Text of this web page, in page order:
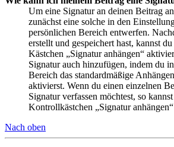
Um eine Signatur an deinen Beitrag
zunächst eine solche in den
persönlichen Bereich entwerfen.
erstellt und gespeichert hast, kannst
Kästchen „Signatur anhängen“
Signatur auch hinzufügen, indem du
Bereich das standardmäßige
aktivierst. Wenn du einen einzelnen
Signatur verfassen möchtest, so
Kontrollkästchen „Signatur
Nach oben